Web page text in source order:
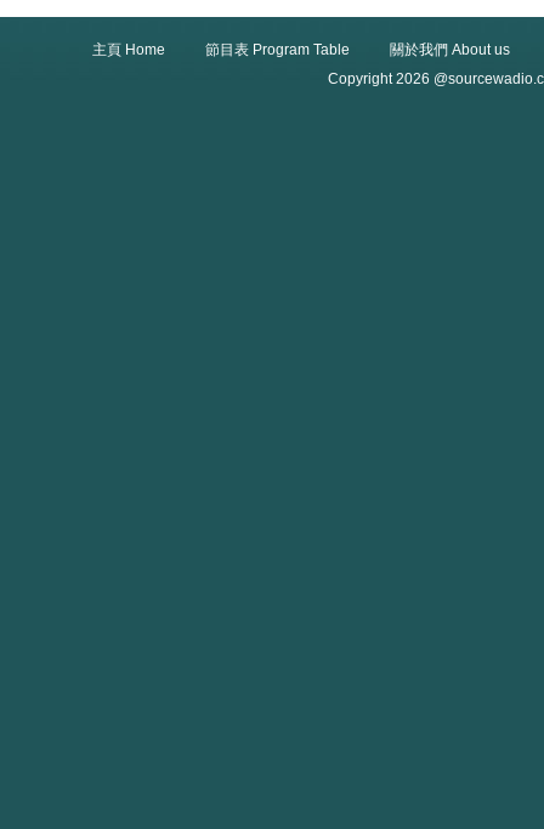
主頁 Home 節目表 Program Table
關於我們 About us
Copyright 2026